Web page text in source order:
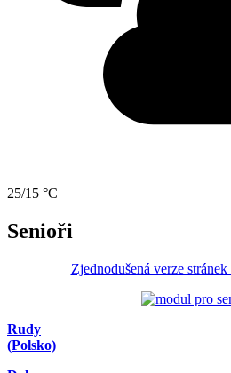
25/15 °C
Senioři
Zjednodušená verze
Rudy
(Polsko)